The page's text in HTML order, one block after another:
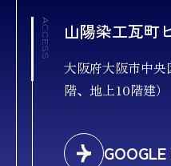
ACCESS 山陽染工瓦町
大阪府大阪市中
階、地上10階建）